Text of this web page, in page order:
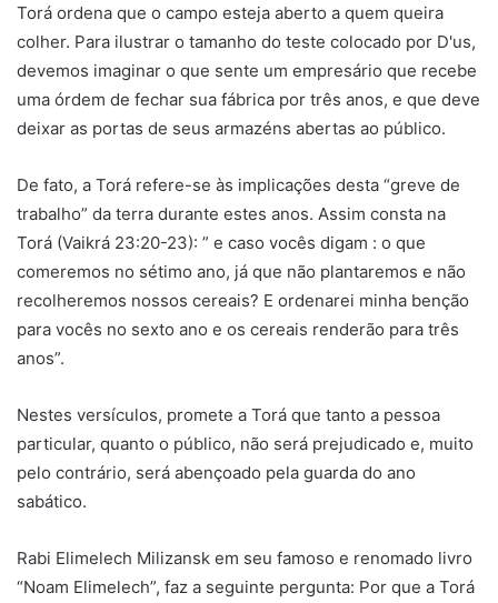
Torá ordena que o campo esteja aberto a quem queira
colher. Para ilustrar o tamanho do teste colocado por D'us,
devemos imaginar o que sente um empresário que recebe
uma órdem de fechar sua fábrica por três anos, e que deve
deixar as portas de seus armazéns abertas ao público.
De fato, a Torá refere-se às implicações desta “greve de
trabalho” da terra durante estes anos. Assim consta na
Torá (Vaikrá 23:20-23): ” e caso vocês digam : o que
comeremos no sétimo ano, já que não plantaremos e não
recolheremos nossos cereais? E ordenarei minha benção
para vocês no sexto ano e os cereais renderão para três
anos”.
Nestes versículos, promete a Torá que tanto a pessoa
particular, quanto o público, não será prejudicado e, muito
pelo contrário, será abençoado pela guarda do ano
sabático.
Rabi Elimelech Milizansk em seu famoso e renomado livro
“Noam Elimelech”, faz a seguinte pergunta: Por que a Torá